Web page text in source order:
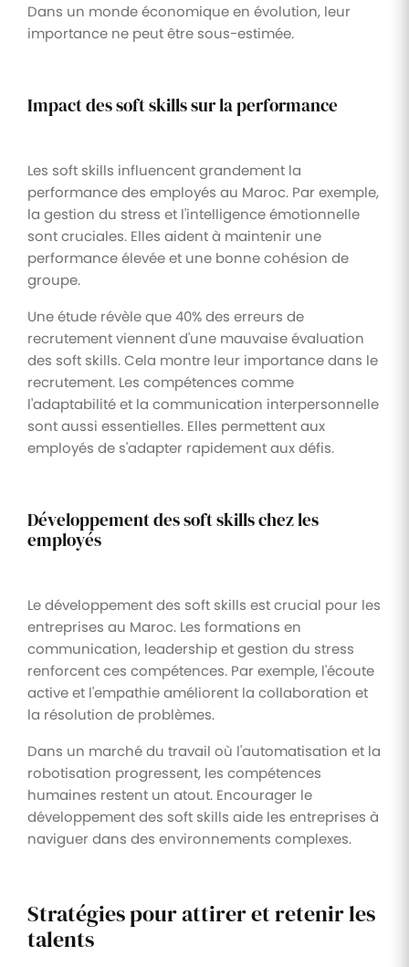
Dans un monde économique en évolution, leur
importance ne peut être sous-estimée.
Impact des soft skills sur la performance
Les soft skills influencent grandement la
performance des employés au Maroc. Par exemple,
la gestion du stress et l'intelligence émotionnelle
sont cruciales. Elles aident à maintenir une
performance élevée et une bonne cohésion de
groupe.
Une étude révèle que 40% des erreurs de
recrutement viennent d'une mauvaise évaluation
des soft skills. Cela montre leur importance dans le
recrutement. Les compétences comme
l'adaptabilité et la communication interpersonnelle
sont aussi essentielles. Elles permettent aux
employés de s'adapter rapidement aux défis.
Développement des soft skills chez les
employés
Le développement des soft skills est crucial pour les
entreprises au Maroc. Les formations en
communication, leadership et gestion du stress
renforcent ces compétences. Par exemple, l'écoute
active et l'empathie améliorent la collaboration et
la résolution de problèmes.
Dans un marché du travail où l'automatisation et la
robotisation progressent, les compétences
humaines restent un atout. Encourager le
développement des soft skills aide les entreprises à
naviguer dans des environnements complexes.
Stratégies pour attirer et retenir les
talents